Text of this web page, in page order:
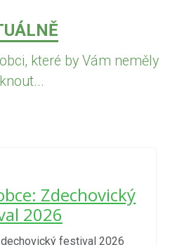
které by Vám neměly
Zdechovický
2026
festival 2026